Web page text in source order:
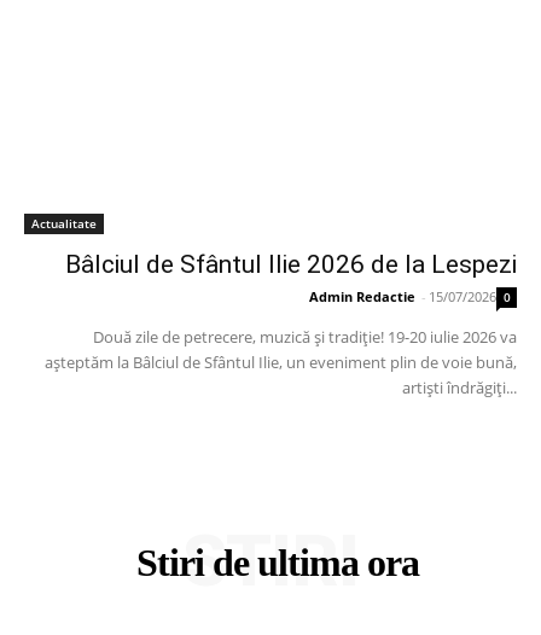
Actualitate
Bâlciul de Sfântul Ilie 2026 de la Lespezi
Admin Redactie - 15/07/2026 0
Două zile de petrecere, muzică și tradiție! 19-20 iulie 2026 va
așteptăm la Bâlciul de Sfântul Ilie, un eveniment plin de voie bună,
artiști îndrăgiți...
Stiri de ultima ora
STIRI